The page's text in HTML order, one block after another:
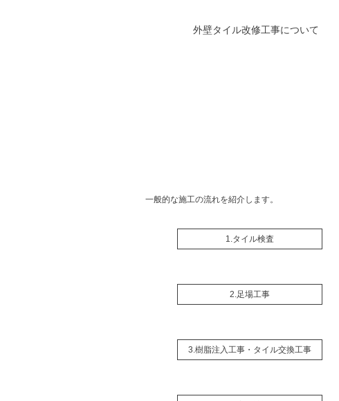
外壁タイル改修工事について
一般的な施工の流れを紹介します。
1.タイル検査
2.足場工事
3.樹脂注入工事・タイル交換工事